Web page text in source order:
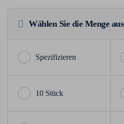
Wählen Sie die Menge aus
10 Stück